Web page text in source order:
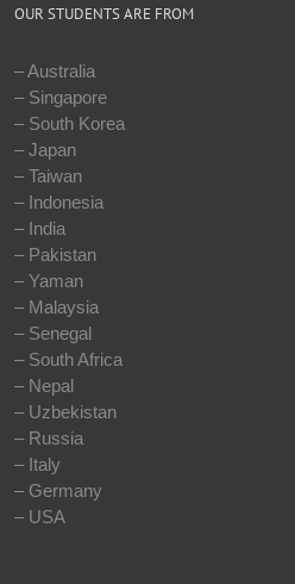
OUR STUDENTS ARE FROM
– Australia
– Singapore
– South Korea
– Japan
– Taiwan
– Indonesia
– India
– Pakistan
– Yaman
– Malaysia
– Senegal
– South Africa
– Nepal
– Uzbekistan
– Russia
– Italy
– Germany
– USA